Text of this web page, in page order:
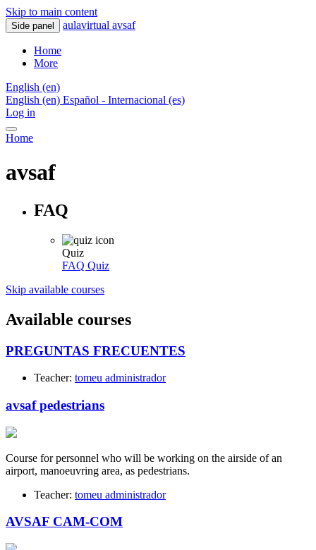
Skip to main content
Side panel aulavirtual avsaf
Home
More
English ‎(en)‎
English ‎(en)‎ Español - Internacional ‎(es)‎
Log in
Home
avsaf
FAQ
Quiz
FAQ Quiz
Skip available courses
Available courses
PREGUNTAS FRECUENTES
Teacher: tomeu administrador
avsaf pedestrians
Course for personnel who will be working on the airside of an
airport, manoeuvring area, as pedestrians.
Teacher: tomeu administrador
AVSAF CAM-COM